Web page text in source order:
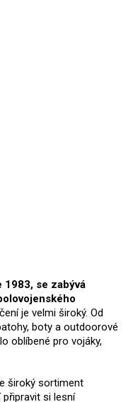
1983, se zabývá
je velmi široký. Od
boty a outdoorové
oblíbené pro vojáky,
široký sortiment
připravit si lesní